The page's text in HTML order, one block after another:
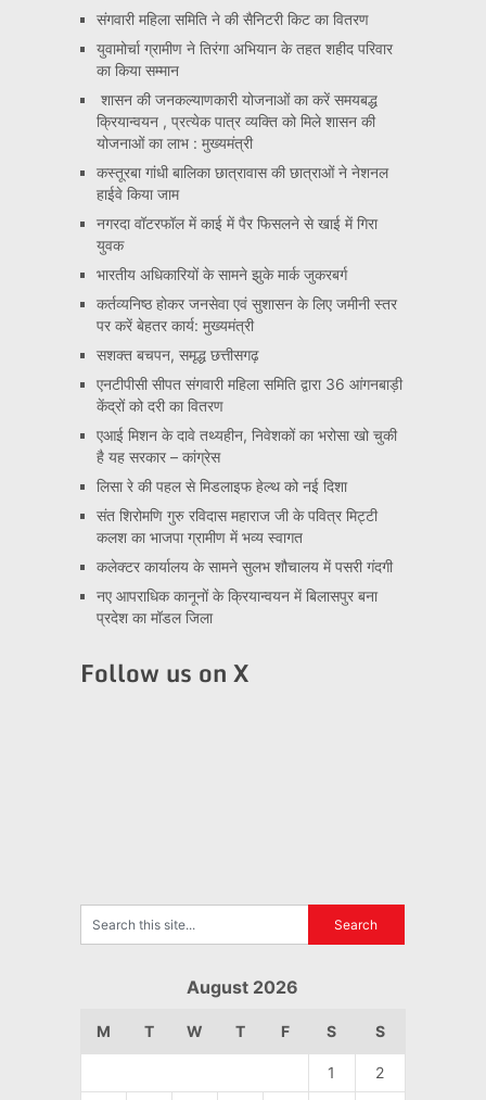
संगवारी महिला समिति ने की सैनिटरी किट का वितरण
युवामोर्चा ग्रामीण ने तिरंगा अभियान के तहत शहीद परिवार
का किया सम्मान
शासन की जनकल्याणकारी योजनाओं का करें समयबद्ध
क्रियान्वयन , प्रत्येक पात्र व्यक्ति को मिले शासन की
योजनाओं का लाभ : मुख्यमंत्री
कस्तूरबा गांधी बालिका छात्रावास की छात्राओं ने नेशनल
हाईवे किया जाम
नगरदा वॉटरफॉल में काई में पैर फिसलने से खाई में गिरा
युवक
भारतीय अधिकारियों के सामने झुके मार्क जुकरबर्ग
कर्तव्यनिष्ठ होकर जनसेवा एवं सुशासन के लिए जमीनी स्तर
पर करें बेहतर कार्य: मुख्यमंत्री
सशक्त बचपन, समृद्ध छत्तीसगढ़
एनटीपीसी सीपत संगवारी महिला समिति द्वारा 36 आंगनबाड़ी
केंद्रों को दरी का वितरण
एआई मिशन के दावे तथ्यहीन, निवेशकों का भरोसा खो चुकी
है यह सरकार – कांग्रेस
लिसा रे की पहल से मिडलाइफ हेल्थ को नई दिशा
संत शिरोमणि गुरु रविदास महाराज जी के पवित्र मिट्टी
कलश का भाजपा ग्रामीण में भव्य स्वागत
कलेक्टर कार्यालय के सामने सुलभ शौचालय में पसरी गंदगी
नए आपराधिक कानूनों के क्रियान्वयन में बिलासपुर बना
प्रदेश का मॉडल जिला
Follow us on X
August 2026
M T W T F S S
1 2